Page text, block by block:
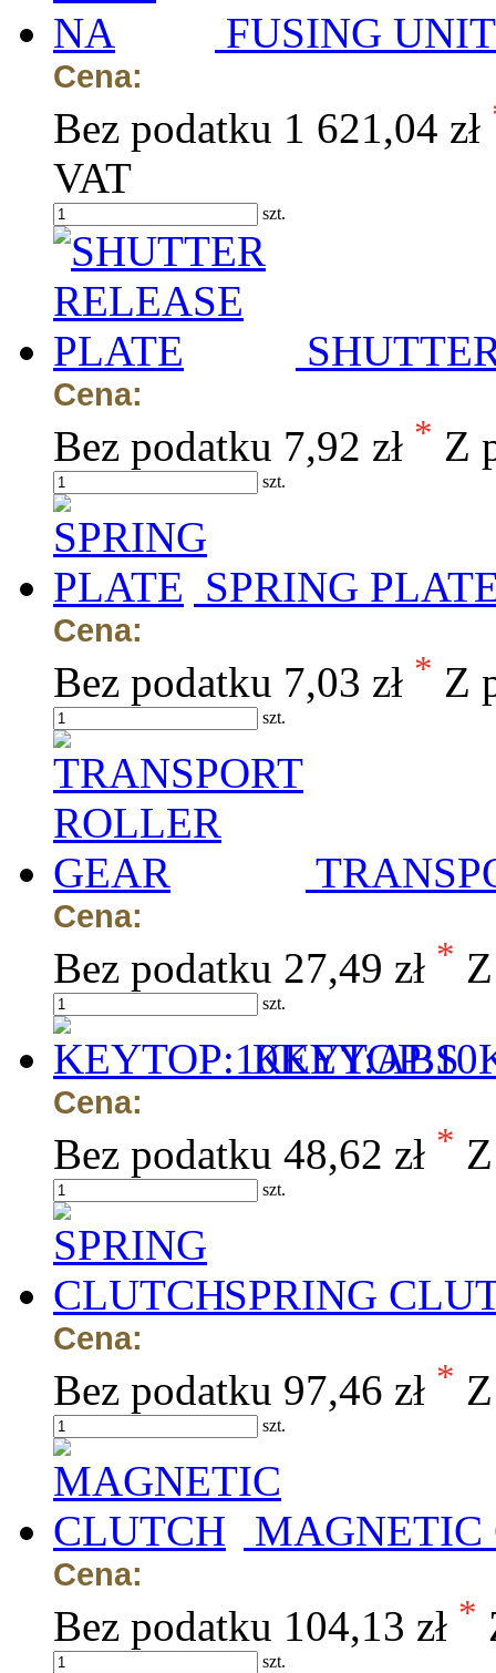
FUSING
Cena:
Bez podatku 1 621,04 zł
VAT
szt.
Cena:
Bez podatku 7,92 zł * Z
szt.
SPRING
Cena:
Bez podatku 7,03 zł * Z
szt.
Cena:
Bez podatku 27,49 zł *
szt.
Cena:
Bez podatku 48,62 zł *
szt.
SPRING
Cena:
Bez podatku 97,46 zł *
szt.
MAGNETIC
Cena:
Bez podatku 104,13 zł *
szt.